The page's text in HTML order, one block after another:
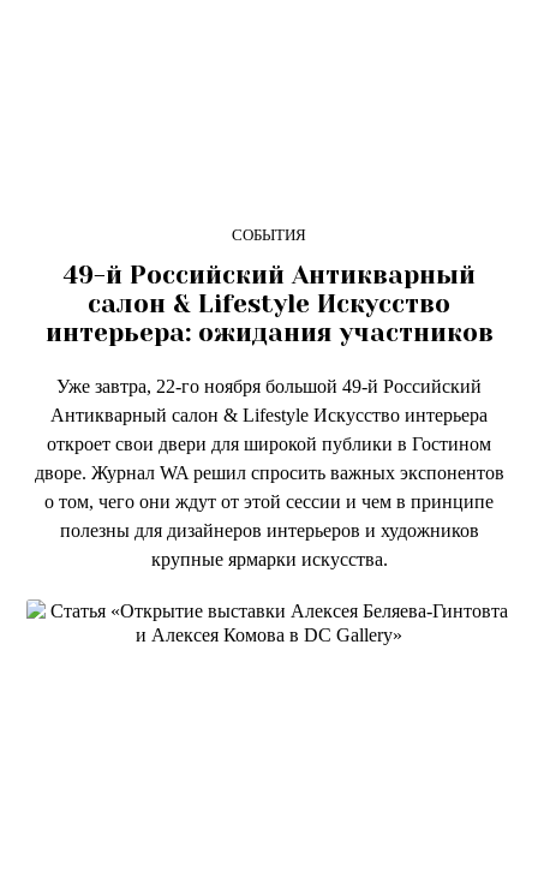
СОБЫТИЯ
49-й Российский Антикварный
салон & Lifestyle Искусство
интерьера: ожидания участников
Уже завтра, 22-го ноября большой 49-й Российский
Антикварный салон & Lifestyle Искусство интерьера
откроет свои двери для широкой публики в Гостином
дворе. Журнал WA решил спросить важных экспонентов
о том, чего они ждут от этой сессии и чем в принципе
полезны для дизайнеров интерьеров и художников
крупные ярмарки искусства.